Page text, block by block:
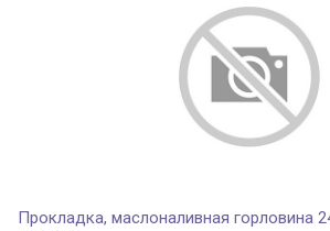
Прокладка, маслоналивная горловина